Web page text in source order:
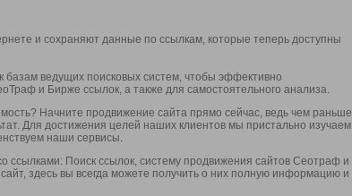
и сохраняют данные по ссылкам, которые теперь доступны
ведущих поисковых систем, чтобы эффективно
и Бирже ссылок, а также для самостоятельного анализа.
Начните продвижение сайта прямо сейчас, ведь чем раньше
Для достижения целей наших клиентов мы пристально изучаем
наши сервисы.
Поиск ссылок, систему продвижения сайтов Сеотраф и
здесь вы всегда можете получить о них полную информацию и